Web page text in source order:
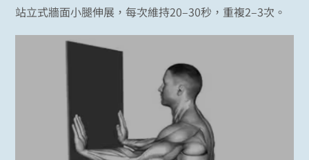
站立式牆面小腿伸展，每次維持20–30秒，重複2–3次。